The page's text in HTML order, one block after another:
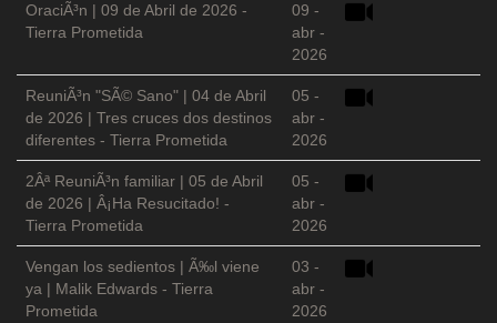
OraciÃ³n | 09 de Abril de 2026 -
Tierra Prometida
09 -
abr -
2026
ReuniÃ³n "SÃ© Sano" | 04 de Abril
de 2026 | Tres cruces dos destinos
diferentes - Tierra Prometida
05 -
abr -
2026
2Âª ReuniÃ³n familiar | 05 de Abril
de 2026 | Â¡Ha Resucitado! -
Tierra Prometida
05 -
abr -
2026
Vengan los sedientos | Ã‰l viene
ya | Malik Edwards - Tierra
Prometida
03 -
abr -
2026